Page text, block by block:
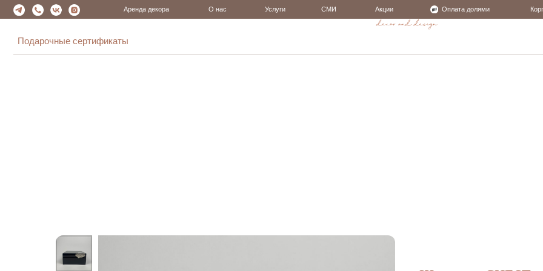
Аренда декора Оплата долями
Акции Корпоративные подарки
Все товары Интерьерный декор
Посуда Аромаколлекция
Подарочные сертификаты